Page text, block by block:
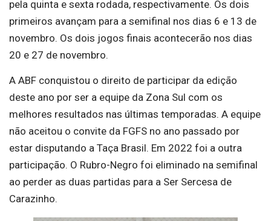
pela quinta e sexta rodada, respectivamente. Os dois
primeiros avançam para a semifinal nos dias 6 e 13 de
novembro. Os dois jogos finais acontecerão nos dias
20 e 27 de novembro.
A ABF conquistou o direito de participar da edição
deste ano por ser a equipe da Zona Sul com os
melhores resultados nas últimas temporadas. A equipe
não aceitou o convite da FGFS no ano passado por
estar disputando a Taça Brasil. Em 2022 foi a outra
participação. O Rubro-Negro foi eliminado na semifinal
ao perder as duas partidas para a Ser Sercesa de
Carazinho.